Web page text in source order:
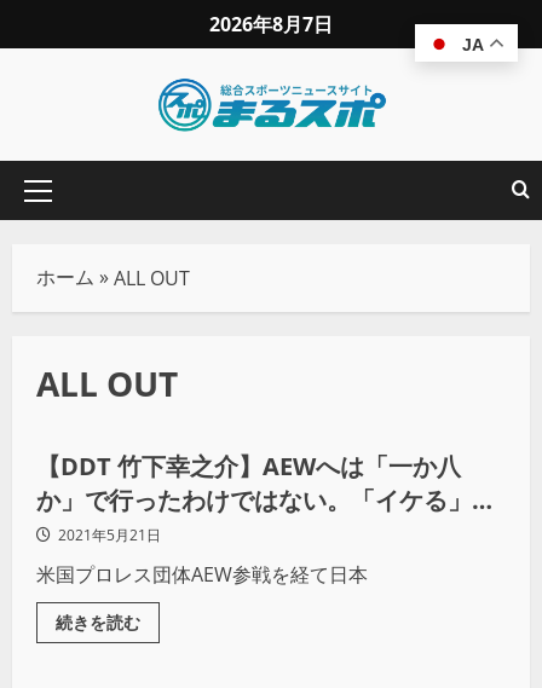
2026年8月7日
ホーム »ALL OUT
ALL OUT
プロレス
【DDT 竹下幸之介】AEWへは「一か八
か」で行ったわけではない。「イケる」と
いう確信の下で渡米した（前編）
2021年5月21日
米国プロレス団体AEW参戦を経て日本
続きを読む
プロレス
JA